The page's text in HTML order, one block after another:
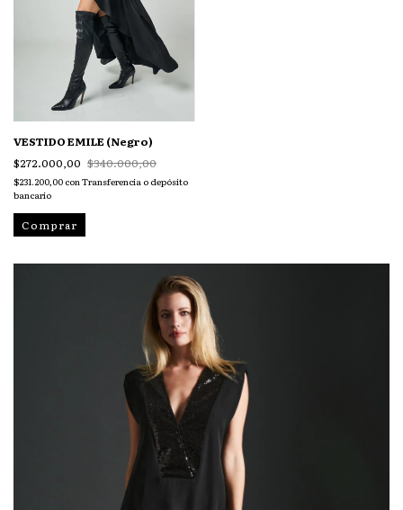
VESTIDO EMILE (Negro)
$272.000,00 $340.000,00
$231.200,00 conTransferencia o depósito
bancario
Comprar